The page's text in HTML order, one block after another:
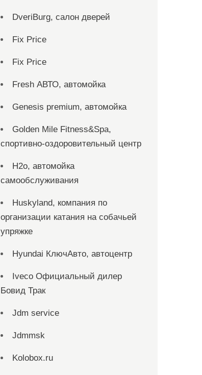
DveriBurg, салон дверей
Fix Price
Fix Price
Fresh АВТО, автомойка
Genesis premium, автомойка
Golden Mile Fitness&Spa,
спортивно-оздоровительный центр
H2o, автомойка
самообслуживания
Huskyland, компания по
организации катания на собачьей
упряжке
Hyundai КлючАвто, автоцентр
Iveco Официальный дилер
Бовид Трак
Jdm service
Jdmmsk
Kolobox.ru